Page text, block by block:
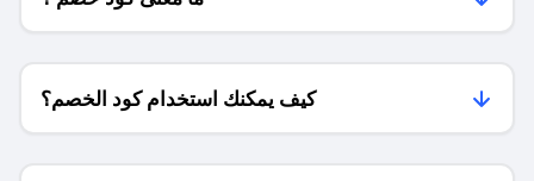
كيف يمكنك استخدام كود الخصم؟